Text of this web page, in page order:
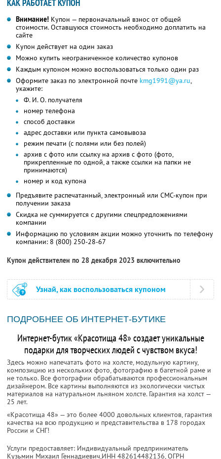
КАК РАБОТАЕТ КУПОН
Внимание! Купон — первоначальный взнос от общей
стоимости. Оставшуюся стоимость необходимо доплатить на
сайте
Купон действует на один заказ
Можно купить неограниченное количество купонов
Каждым купоном можно воспользоваться только один раз
Оформите заказ по электронной почте kmg1991@ya.ru,
укажите:
Ф. И. О. получателя
номер телефона
способ доставки
адрес доставки или пункта самовывоза
режим печати (с полями или без полей)
архив с фото или ссылку на архив с фото (фото,
прикрепленные по одной, а также ссылки на папки не
принимаются)
номер и код купона
Предъявите распечатанный, электронный или СМС-купон при
получении заказа
Скидка не суммируется с другими спецпредложениями
компании
Информацию по условиям акции можно уточнить по телефону
компании: 8 (800) 250-28-67
Купон действителен по 28 декабря 2023 включительно
Узнай, как воспользоваться купоном
ПОДРОБНЕЕ ОБ ИНТЕРНЕТ-БУТИКЕ
Интернет-бутик «Красотища 48» создает уникальные
подарки для творческих людей с чувством вкуса!
Здесь можно напечатать фото на холсте, модульную картину,
композицию из нескольких фото, фотографию в багетной раме и
не только. Все фотографии обрабатываются профессиональным
дизайнером. Все картины выполняются из экологически чистых
материалов на натуральном льняном холсте. Гарантия на холст —
25 лет.
«Красотища 48» — это более 4000 довольных клиентов, гарантия
качества на всю продукцию и представительства в 178 городах
России и СНГ!
Услуги предоставляет: Индивидуальный предприниматель
Кузьмин Михаил Геннадиевич,ИНН 482614482136, ОГРН